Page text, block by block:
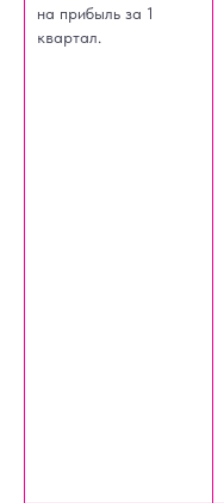
на прибыль за 1
квартал.